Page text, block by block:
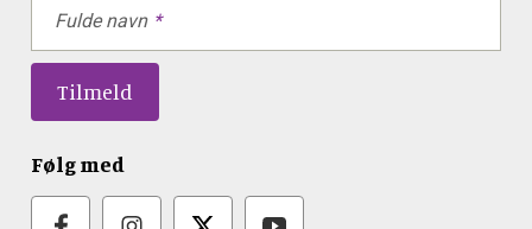
Fulde navn
Følg med